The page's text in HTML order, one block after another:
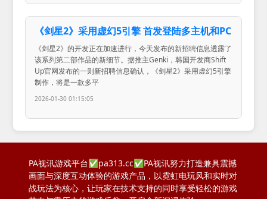
《剑星2》采用虚幻5引擎 首发登陆多主机和PC
《剑星2》的开发正在加速进行，今天发布的新招聘信息透露了
该系列第二部作品的新细节。据推主Genki，韩国开发商Shift
Up官网发布的一则新招聘信息确认，《剑星2》采用虚幻5引擎
制作，将是一款多平
2026-01-30 01:15:05
PA视讯游戏平台✅pa313.cc✅PA视讯努力打造兼具震撼
画面与深度互动体验的游戏产品，以霓虹电玩风和实时对
战玩法为核心，让玩家在技术支持的同时享受轻松的游戏